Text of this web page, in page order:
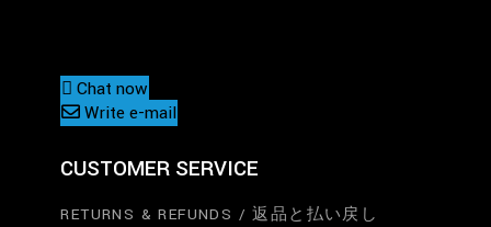
Chat now
Write e-mail
CUSTOMER SERVICE
RETURNS & REFUNDS / 返品と払い戻し